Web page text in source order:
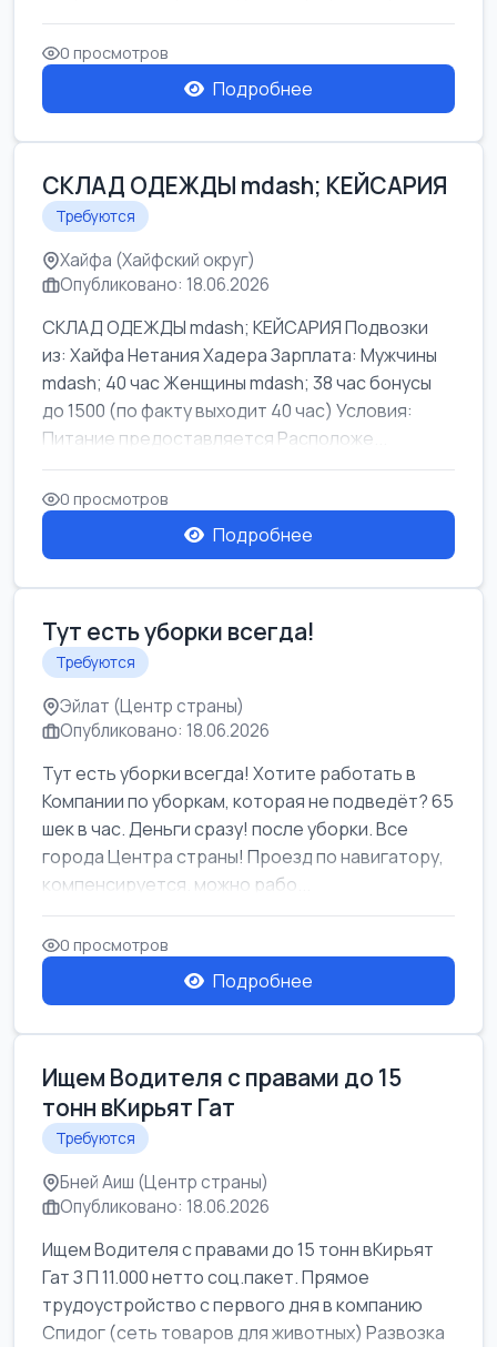
mda...
0 просмотров
Подробнее
СКЛАД ОДЕЖДЫ mdash; КЕЙСАРИЯ
Требуются
Хайфа (Хайфский округ)
Опубликовано: 18.06.2026
СКЛАД ОДЕЖДЫ mdash; КЕЙСАРИЯ Подвозки
из: Хайфа Нетания Хадера Зарплата: Мужчины
mdash; 40 час Женщины mdash; 38 час бонусы
до 1500 (по факту выходит 40 час) Условия:
Питание предоставляется Расположе...
0 просмотров
Подробнее
Тут есть уборки всегда!
Требуются
Эйлат (Центр страны)
Опубликовано: 18.06.2026
Тут есть уборки всегда! Хотите работать в
Компании по уборкам, которая не подведёт? 65
шек в час. Деньги сразу! после уборки. Все
города Центра страны! Проезд по навигатору,
компенсируется. можно рабо...
0 просмотров
Подробнее
Ищем Водителя с правами до 15
тонн вКирьят Гат
Требуются
Бней Аиш (Центр страны)
Опубликовано: 18.06.2026
Ищем Водителя с правами до 15 тонн вКирьят
Гат З П 11.000 нетто соц.пакет. Прямое
трудоустройство с первого дня в компанию
Спидог (сеть товаров для животных) Развозка